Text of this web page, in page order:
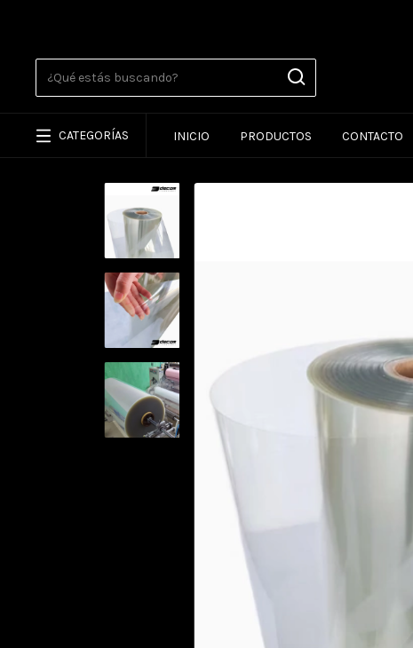
CATEGORÍAS INICIO PRODUCTOS CONTACTO